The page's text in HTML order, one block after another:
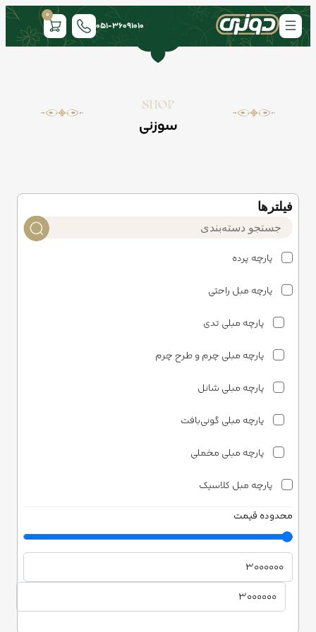
051-36091010
0
SHOP
سوزنی
فیلتر‌ها
پارچه پرده
پارچه مبل راحتی
پارچه مبلی تدی
پارچه مبلی چرم و طرح چرم
پارچه مبلی شانل
پارچه مبلی گونی‌بافت
پارچه مبلی مخملی
پارچه مبل کلاسیک
پارچه مبلی ساتن
پارچه مبلی شانل
پارچه مبلی مخمل
دونری هوم
محدوده قیمت